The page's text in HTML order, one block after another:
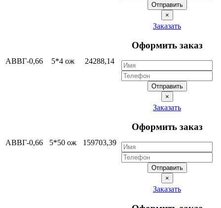
Отправить
×
АВВГ-0,66 5*4 ож 24288,14
Заказать
Оформить заказ
Отправить
×
АВВГ-0,66 5*50 ож 159703,39
Заказать
Оформить заказ
Отправить
×
Заказать